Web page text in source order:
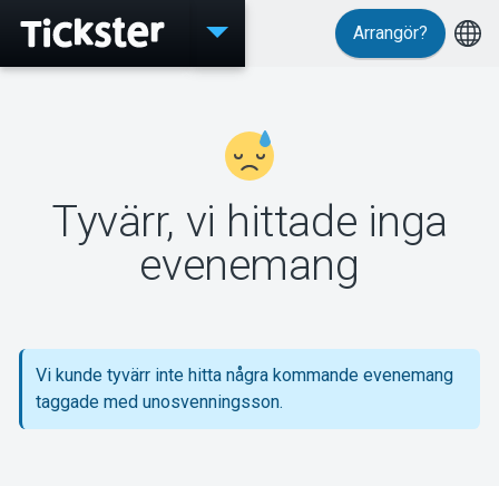
Evenemang
MyTickster
Support
Arrangör?
Tyvärr, vi hittade inga
evenemang
Vi kunde tyvärr inte hitta några kommande evenemang
taggade med unosvenningsson.